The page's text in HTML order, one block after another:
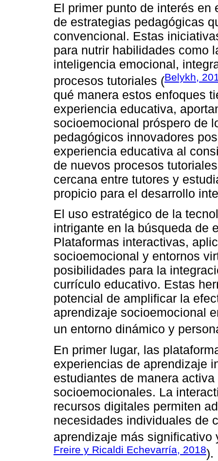
El primer punto de interés
de estrategias pedagógicas
convencional. Estas
para nutrir habilidades como
inteligencia emocional,
procesos tutoriales (Belykh,
qué manera estos enfoques
experiencia educativa,
socioemocional próspero de
pedagógicos innovadores
experiencia educativa al
de nuevos procesos
cercana entre tutores y
propicio para el desarrollo
El uso estratégico de la
intrigante en la búsqueda de
Plataformas interactivas,
socioemocional y entornos
posibilidades para la
currículo educativo. Estas
potencial de amplificar la
aprendizaje socioemocional
un entorno dinámico y
En primer lugar, las
experiencias de aprendizaje
estudiantes de manera
socioemocionales. La
recursos digitales permiten
necesidades individuales de
aprendizaje más significativo
Freire y Ricaldi Echevarría, 2018).